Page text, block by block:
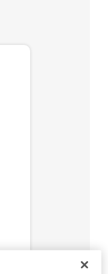
bevor
Ihrer Aktivität
gibt es
nicht